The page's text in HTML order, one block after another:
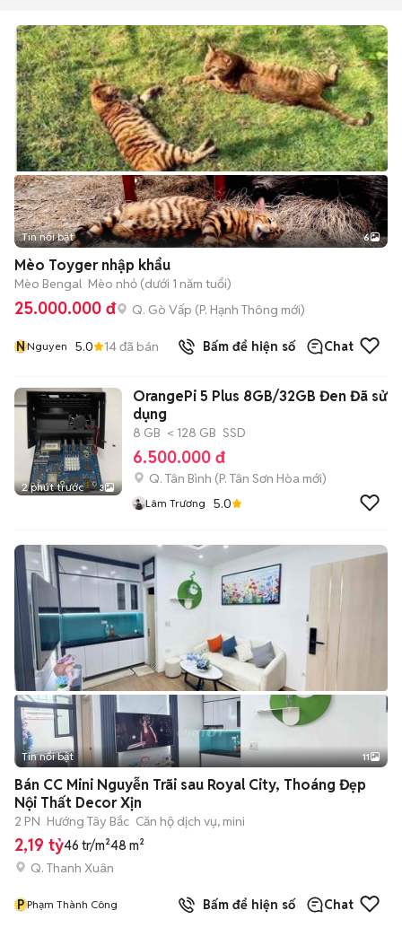
+2
Tin nổi bật 6
Mèo Toyger nhập khẩu
Mèo Bengal Mèo nhỏ (dưới 1 năm tuổi)
25.000.000 đ Q. Gò Vấp (P. Hạnh Thông mới)
NNguyen 5.0 14đã bán Bấm để hiện số Chat
2 phút trước 3
OrangePi 5 Plus 8GB/32GB Đen Đã sử
dụng
8 GB < 128 GB SSD
6.500.000 đ
Q. Tân Bình (P. Tân Sơn Hòa mới)
Lâm Trương 5.0
+2
Tin nổi bật 11
Bán CC Mini Nguyễn Trãi sau Royal City, Thoáng Đẹp
Nội Thất Decor Xịn
2 PN Hướng Tây Bắc Căn hộ dịch vụ, mini
2,19 tỷ46 tr/m²48 m²
Q. Thanh Xuân
P Phạm Thành Công Bấm để hiện số Chat